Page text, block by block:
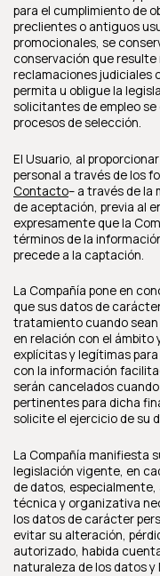
para el cumplimiento de
preclientes o antiguos
promocionales, se
conservación que
reclamaciones judiciales
permita u obligue la
solicitantes de empleo
procesos de selección.
El Usuario, al
personal a través de los
Contacto– a través de la
de aceptación, previa al
expresamente que la
términos de la
precede a la captación.
La Compañía pone en
que sus datos de
tratamiento cuando
en relación con el ámbito
explícitas y legítimas
con la información
serán cancelados
pertinentes para dicha
solicite el ejercicio de su
La Compañía manifiesta
legislación vigente, en
de datos,
técnica y organizativa
los datos de carácter
evitar su alteración,
autorizado, habida
naturaleza de los datos y